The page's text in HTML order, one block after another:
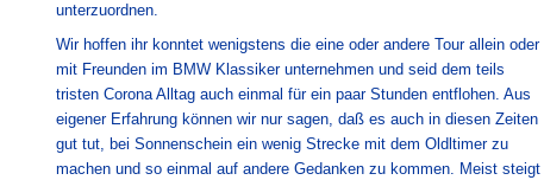
unterzuordnen.
Wir hoffen ihr konntet wenigstens die eine oder andere Tour allein oder
mit Freunden im BMW Klassiker unternehmen und seid dem teils
tristen Corona Alltag auch einmal für ein paar Stunden entflohen. Aus
eigener Erfahrung können wir nur sagen, daß es auch in diesen Zeiten
gut tut, bei Sonnenschein ein wenig Strecke mit dem Oldltimer zu
machen und so einmal auf andere Gedanken zu kommen. Meist steigt